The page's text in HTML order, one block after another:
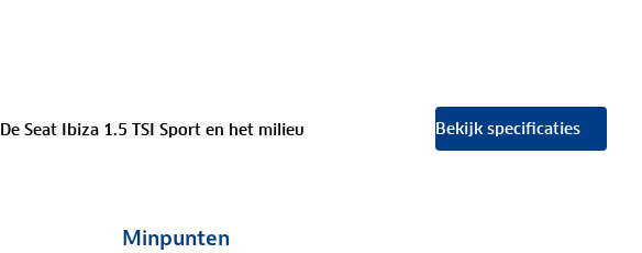
De Seat Ibiza 1.5 TSI Sport en het milieu Bekijk specificaties
Minpunten